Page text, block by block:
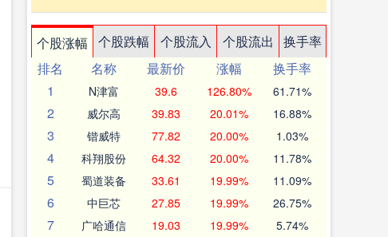
个股涨幅 个股跌幅 个股流入 个股流出
换手率
排名
名称 最新价 涨幅
换手率
1
N津富 39.6 126.80% 61.71%
2 威尔高 39.83 20.01% 16.88%
3 锴威特 77.82 20.00% 1.03%
4 科翔股份 64.32 20.00% 11.78%
5 蜀道装备 33.61 19.99% 11.09%
6 中巨芯 27.85 19.99% 26.75%
7 广哈通信 19.03 19.99% 5.74%